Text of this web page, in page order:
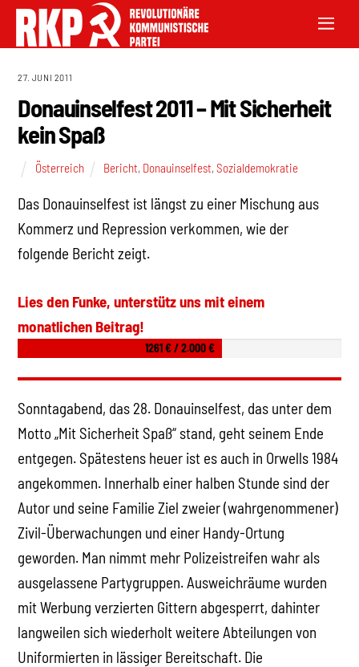
27. JUNI 2011
Donauinselfest 2011 – Mit Sicherheit
kein Spaß
Österreich Bericht, Donauinselfest,Sozialdemokratie
Das Donauinselfest ist längst zu einer Mischung aus
Kommerz und Repression verkommen, wie der
folgende Bericht zeigt.
Lies den Funke, unterstütz uns mit einem
monatlichen Beitrag!
1261 € / 2.000 €
Sonntagabend, das 28. Donauinselfest, das unter dem
Motto „Mit Sicherheit Spaß“ stand, geht seinem Ende
entgegen. Spätestens heuer ist es auch in Orwells 1984
angekommen. Innerhalb einer halben Stunde sind der
Autor und seine Familie Ziel zweier (wahrgenommener)
Zivil-Überwachungen und einer Handy-Ortung
geworden. Man nimmt mehr Polizeistreifen wahr als
ausgelassene Partygruppen. Ausweichräume wurden
mit Werbung verzierten Gittern abgesperrt, dahinter
langweilen sich wiederholt weitere Abteilungen von
Uniformierten in lässiger Bereitschaft. Die